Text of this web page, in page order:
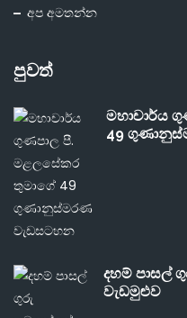
අප අමතන්න
පුවත්
මහාචාර්ය
49
දහම් පාසල්
වැඩමුළුව